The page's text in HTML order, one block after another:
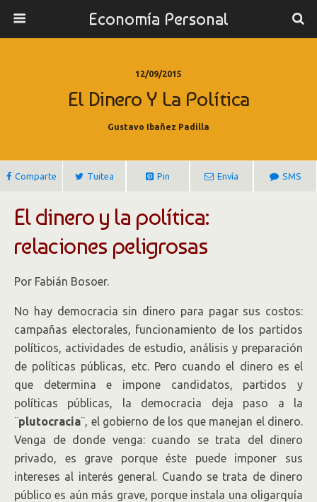
Economía Personal
12/09/2015
El Dinero Y La Política
Gustavo Ibañez Padilla
Comparte Tuitea Pin Envía SMS
El dinero y la política:
relaciones peligrosas
Por Fabián Bosoer.
No hay democracia sin dinero para pagar sus costos:
campañas electorales, funcionamiento de los partidos
políticos, actividades de estudio, análisis y preparación
de políticas públicas, etc. Pero cuando el dinero es el
que determina e impone candidatos, partidos y
políticas públicas, la democracia deja paso a la
¨plutocracia¨, el gobierno de los que manejan el dinero.
Venga de donde venga: cuando se trata del dinero
privado, es grave porque éste puede imponer sus
intereses al interés general. Cuando se trata de dinero
público es aún más grave, porque instala una oligarquía